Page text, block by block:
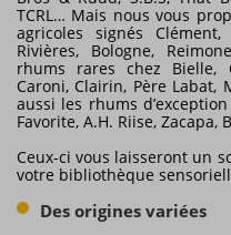
TCRL… Mais nous vous
agricoles signés Clément,
Rivières, Bologne,
rhums rares chez Bielle,
Caroni, Clairin, Père Labat,
aussi les rhums
Favorite, A.H. Riise, Zacapa,
Ceux-ci vous laisseront un
votre bibliothèque
Des origines variées